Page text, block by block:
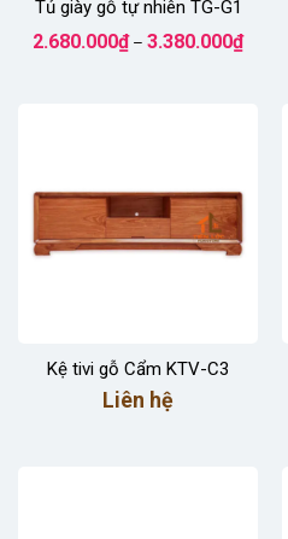
Tủ giày gỗ tự nhiên TG-G1
2.680.000₫ – 3.380.000₫Khoảng
giá:
Kệ tivi gỗ Cẩm KTV-C3
Liên hệ